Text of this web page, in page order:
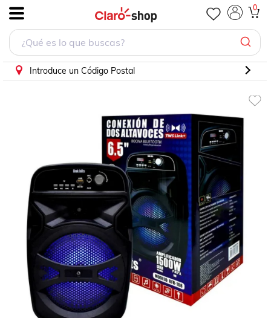
0
Introduce un Código Postal
Bocina Link Bits VA626TP con bluetooth negra